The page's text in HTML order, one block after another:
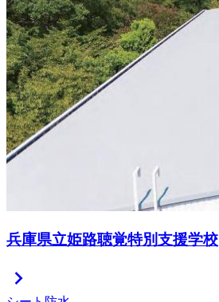
兵庫県立姫路聴覚特別支援学校
chevron_right